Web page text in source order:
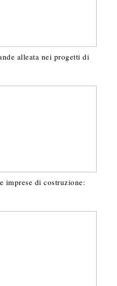
alleata nei progetti di
imprese di costruzione: